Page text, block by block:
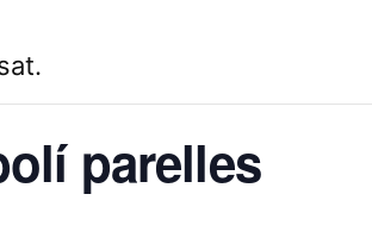
parelles